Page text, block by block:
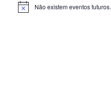
Aviso Não existem eventos futuros.